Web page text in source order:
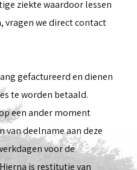
ziekte waardoor lessen
vragen we direct contact
gefactureerd en dienen
te worden betaald.
een ander moment
van deelname aan deze
voor de
is restitutie van